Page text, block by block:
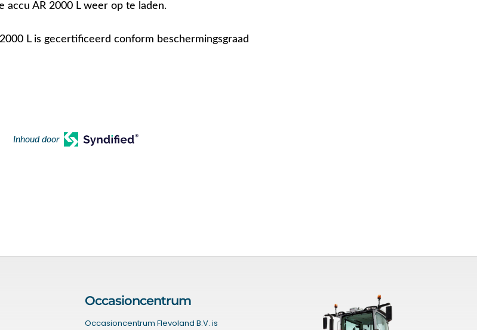
accu AR 2000 L weer op te laden.
L is gecertificeerd conform beschermingsgraad
Inhoud door
Occasioncentrum
Occasioncentrum Flevoland B.V. is